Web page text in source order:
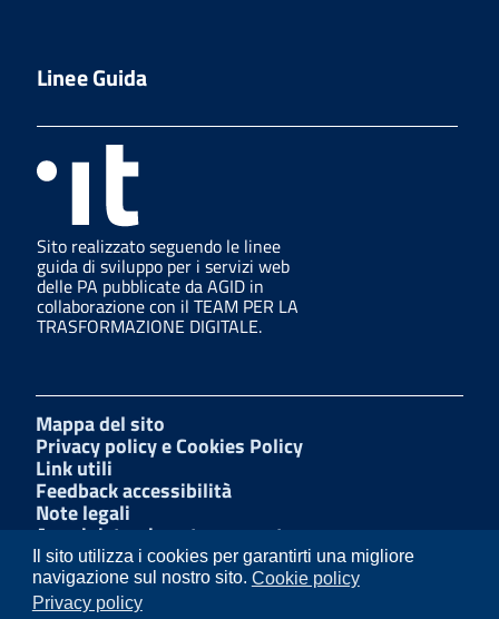
Il sito utilizza i cookies per garantirti una migliore
navigazione sul nostro sito. Cookie policy
Privacy policy
Linee Guida
Sito realizzato seguendo le linee
guida di sviluppo per i servizi web
delle PA pubblicate da AGID in
collaborazione con il TEAM PER LA
TRASFORMAZIONE DIGITALE.
Mappa del sito
Privacy policy e Cookies Policy
Link utili
Feedback accessibilità
Note legali
Amministrazione trasparente
Dichiarazione di accessibilità
W3C Css
Albo Pretorio